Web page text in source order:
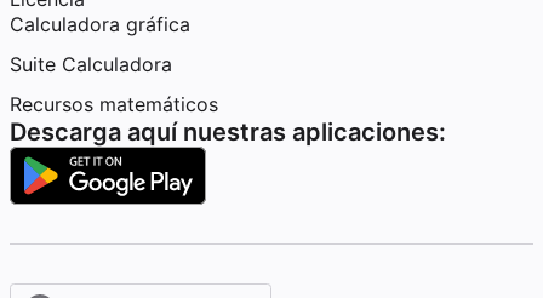
Calculadora gráfica
Suite Calculadora
Recursos matemáticos
Descarga aquí nuestras aplicaciones: